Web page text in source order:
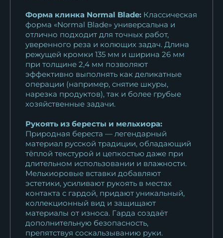
10 016₽
Нож Пехотинец сталь N690
рукоять береста
15 950₽
Форма клинка Normal Blade: Классическая
форма «Normal Blade» универсальна и
отлично подходит для точных работ,
уверенного реза и колющих задач. Длина
режущей кромки 135 мм и ширина 26 мм
при толщине 2,4 мм позволяют
эффективно выполнять как деликатные
операции (например, снятие шкуры,
нарезка продуктов), так и более грубые
хозяйственные задачи.
Рукоять из бересты и мельхиора:
Природная береста — легендарный
материал русской традиции, обладающий
тёплой текстурой и цепкостью даже при
длительном использовании и влажности.
Мельхиоровые вставки добавляют
эстетики, усиливают рукоять в местах
контакта с гардой, придают уникальный,
коллекционный вид и защищают
материалы от износа. Гарда создаёт
дополнительную безопасность,
препятствуя соскальзыванию руки.